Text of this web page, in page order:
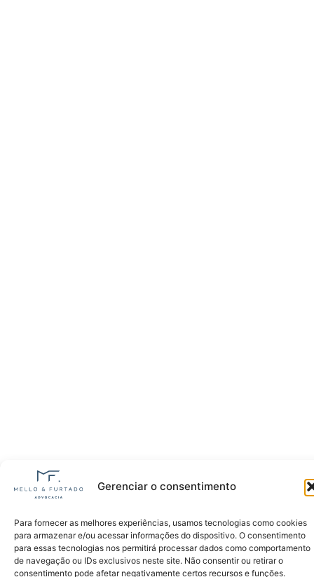
Gerenciar o consentimento
Para fornecer as melhores experiências, usamos tecnologias como cookies
para armazenar e/ou acessar informações do dispositivo. O consentimento
para essas tecnologias nos permitirá processar dados como comportamento
de navegação ou IDs exclusivos neste site. Não consentir ou retirar o
consentimento pode afetar negativamente certos recursos e funções.